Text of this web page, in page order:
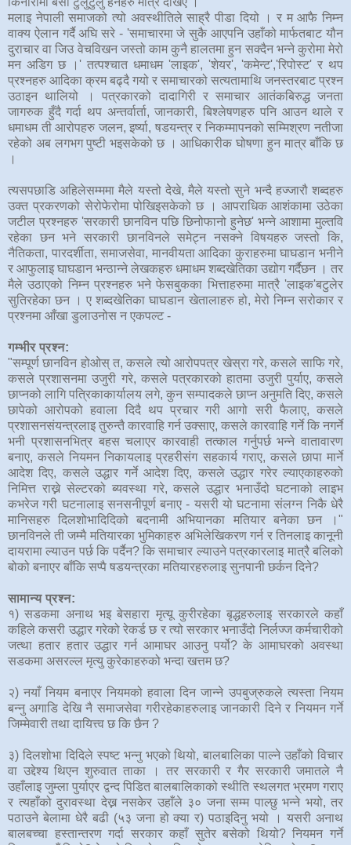
मलाइ नेपाली समाजको त्यो अवस्थीतिले साह्रै पीडा दियो । र म आफै निम्न
वाक्य ऐलान गर्दै अघि सरे - 'समाचारमा जे सुकै आएपनि उहाँको मार्फतबाट यौन
दुराचार वा जिउ वेचविखन जस्तो काम कुनै हालतमा हुन सक्दैन भन्ने कुरोमा मेरो
मन अडिग छ ।' तत्पश्चात धमाधम 'लाइक', 'शेयर', 'कमेन्ट','रिपोस्ट' र थप
प्रश्नहरु आदिका क्रम बढ्दै गयो र समाचारको सत्यतामाथि जनस्तरबाट प्रश्न
उठाइन थालियो । पत्रकारको दादागिरी र समाचार आतंकबिरुद्ध जनता
जागरुक हुँदै गर्दा थप अन्तर्वार्ता, जानकारी, बिश्लेषणहरु पनि आउन थाले र
धमाधम ती आरोपहरु जलन, इर्ष्या, षडयन्त्र र निकम्मापनको सम्मिश्रण नतीजा
रहेको अब लगभग पुष्टी भइसकेको छ । आधिकारीक घोषणा हुन मात्र बाँकि छ
।
त्यसपछाडि अहिलेसम्ममा मैले यस्तो देेखे, मैले यस्तो सुने भन्दै हज्जारौ शब्दहरु
उक्त प्रकरणको सेरोफेरोमा पोखिइसकेको छ । आपराधिक आशंकामा उठेका
जटील प्रश्नहरु 'सरकारी छानविन पछि छिनोफानो हुनेछ' भन्ने आशामा मुल्तवि
रहेका छन भने सरकारी छानविनले समेट्न नसक्ने विषयहरु जस्तो कि,
नैतिकता, पारदर्शीता, समाजसेवा, मानवीयता आदिका कुराहरुमा घाघडान भनीने
र आफुलाइ घाघडान भन्ठान्ने लेखकहरु धमाधम शब्दखेतिका उद्योग गर्दैछन । तर
मैले उठाएको निम्न प्रश्नहरु भने फेसबुकका भित्ताहरुमा मात्रै 'लाइक'बटुलेर
सुतिरहेका छन । ए शब्दखेतिका घाघडान खेतालाहरु हो, मेरो निम्न सरोकार र
प्रश्नमा आँखा डुलाउनोस न एकपल्ट -
गम्भीर प्रश्न:
"सम्पूर्ण छानविन होओस् त, कसले त्यो आरोपपत्र खेस्रा गरे, कसले साफि गरे,
कसले प्रशासनमा उजुरी गरे, कसले पत्रकारको हातमा उजुरी पुर्याए, कसले
छाप्नको लागि पत्रिकाकार्यालय लगे, कुन सम्पादकले छाप्न अनुमति दिए, कसले
छापेको आरोपको हवाला दिदै थप प्रचार गरी आगो सरी फैलाए, कसले
प्रशासनसंयन्त्रलाइ तुरुन्तै कारवाहि गर्न उक्साए, कसले कारवाहि गर्ने कि नगर्ने
भनी प्रशासनभित्र बहस चलाएर कारवाही तत्काल गर्नुपर्छ भन्ने वातावारण
बनाए, कसले नियमन निकायलाइ प्रहरीसंग सहकार्य गराए, कसले छापा मार्ने
आदेश दिए, कसले उद्धार गर्ने आदेश दिए, कसले उद्धार गरेर ल्याएकाहरुको
निमित्त राख्ने सेल्टरको ब्यवस्था गरे, कसले उद्धार भनाउँदो घटनाको लाइभ
कभरेज गरी घटनालाइ सनसनीपूर्ण बनाए - यसरी यो घटनामा संलग्न निकै धेरै
मानिसहरु दिलशोभादिदिको बदनामी अभियानका मतियार बनेका छन ।"
छानविनले ती जम्मै मतियारका भुमिकाहरु अभिलेखिकरण गर्न र तिनलाइ कानूनी
दायरामा ल्याउन पर्छ कि पर्दैन? कि समाचार ल्याउने पत्रकारलाइ मात्रै बलिको
बोको बनाएर बाँकि सप्पै षडयन्त्रका मतियारहरुलाइ सुनपानी छर्कन दिने?
सामान्य प्रश्न:
१) सडकमा अनाथ भइ बेसहारा मृत्यू कुरीरहेका बृद्धहरुलाइ सरकारले कहाँ
कहिले कसरी उद्धार गरेको रेकर्ड छ र त्यो सरकार भनाउँदो निर्लज्ज कर्मचारीको
जत्था हतार हतार उद्धार गर्न आमाघर आउनु पर्यो? के आमाघरको अवस्था
सडकमा असरल्ल मृत्यु कुरेकाहरुको भन्दा खत्तम छ?
२) नयाँ नियम बनाएर नियमको हवाला दिन जान्ने उपबुज्रुकले त्यस्ता नियम
बन्नु अगाडि देखि नै समाजसेवा गरीरहेकाहरुलाइ जानकारी दिने र नियमन गर्ने
जिम्मेवारी तथा दायित्त्व छ कि छैन ?
३) दिलशोभा दिदिले स्पष्ट भन्नु भएको थियो, बालबालिका पाल्ने उहाँको विचार
वा उद्देश्य थिएन शुरुवात ताका । तर सरकारी र गैर सरकारी जमातले नै
उहाँलाइ जुम्ला पुर्याएर द्वन्द पिडित बालबालिकाको स्थीति स्थलगत भ्रमण गराए
र त्यहाँको दुरावस्था देख्न नसकेर उहाँले ३० जना सम्म पाल्छु भन्ने भयो, तर
पठाउने बेलामा धेरै बढी (५३ जना हो क्या र) पठाइदिनु भयो । यसरी अनाथ
बालबच्चा हस्तान्तरण गर्दा सरकार कहाँ सुतेर बसेको थियो? नियमन गर्ने